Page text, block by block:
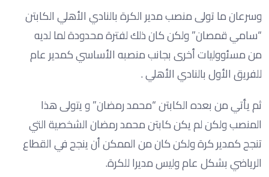
وسرعان ما تولى منصب مدير الكرة بالنادي الأهلي الكابتن
“سامي قمصان” ولكن كان ذلك لفترة محدودة لما لديه
من مسئووليات أخرى بجانب منصبه الأساسي كمدير عام
للفريق الأول بالنادي الأهلي .
ثم يأتي من بعده الكابتن “محمد رمضان” و يتولى هذا
المنصب ولكن لم يكن كابتن محمد رمضان الشخصية التي
تنجح كمدير كرة ولكن كان من الممكن أن ينجح في القطاع
الرياضي بشكل عام وليس مديرا للكرة.